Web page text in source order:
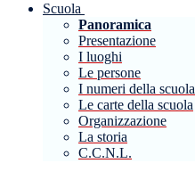
Scuola
Panoramica
Presentazione
I luoghi
Le persone
I numeri della scuola
Le carte della scuola
Organizzazione
La storia
C.C.N.L.